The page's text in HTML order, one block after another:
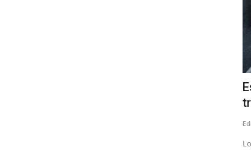
Estudio revela que accidentes de
Los eventos que acontecen entre las 18:00 y las